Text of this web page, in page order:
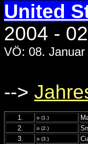
United
2004 -
VÖ: 08. Januar
-->
1. o (1.)
2.
o (2.)
3.
o (3.)